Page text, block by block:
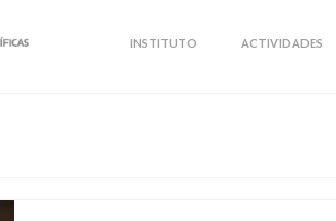
INSTITUTO ACTIVIDADES